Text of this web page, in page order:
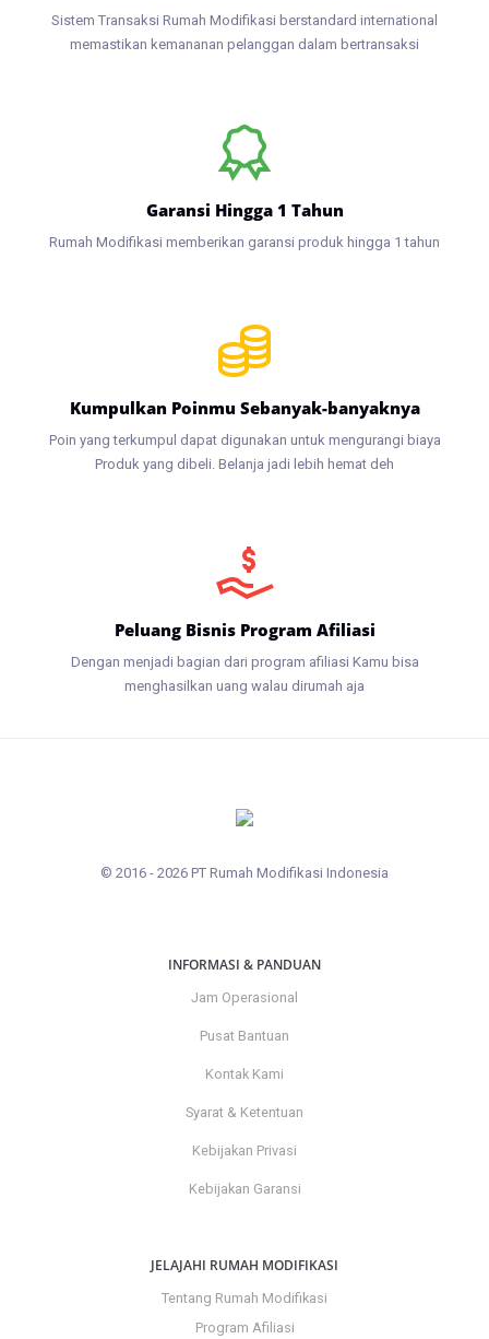
Sistem Transaksi Rumah Modifikasi berstandard international
memastikan kemananan pelanggan dalam bertransaksi
Garansi Hingga 1 Tahun
Rumah Modifikasi memberikan garansi produk hingga 1 tahun
Kumpulkan Poinmu Sebanyak-banyaknya
Poin yang terkumpul dapat digunakan untuk mengurangi biaya
Produk yang dibeli. Belanja jadi lebih hemat deh
Peluang Bisnis Program Afiliasi
Dengan menjadi bagian dari program afiliasi Kamu bisa
menghasilkan uang walau dirumah aja
© 2016 - 2026 PT Rumah Modifikasi Indonesia
INFORMASI & PANDUAN
Jam Operasional
Pusat Bantuan
Kontak Kami
Syarat & Ketentuan
Kebijakan Privasi
Kebijakan Garansi
JELAJAHI RUMAH MODIFIKASI
Tentang Rumah Modifikasi
Program Afiliasi